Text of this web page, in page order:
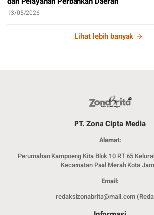
13/05/2026
Lihat lebih banyak
PT. Zona Cipta Media
Alamat:
Perumahan Kampoeng Kita Blok 10 RT 65
Kecamatan Paal Merah Kota
Email:
redaksizonabrita@mail.com